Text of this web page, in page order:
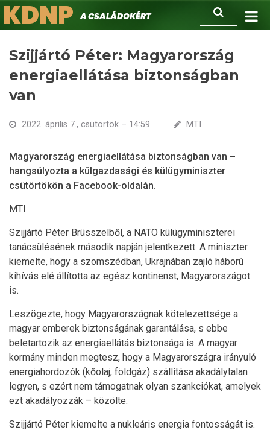
Ugrás
a
Keresés
KDNPA családokért.
Szijjártó Péter: Magyarország
energiaellátása biztonságban
van
2022. április 7., csütörtök – 14:59 MTI
Magyarország energiaellátása biztonságban van –
hangsúlyozta a külgazdasági és külügyminiszter
csütörtökön a Facebook-oldalán.
MTI
Szijjártó Péter Brüsszelből, a NATO külügyminiszterei
tanácsülésének második napján jelentkezett. A miniszter
kiemelte, hogy a szomszédban, Ukrajnában zajló háború
kihívás elé állította az egész kontinenst, Magyarországot
is.
Leszögezte, hogy Magyarországnak kötelezettsége a
magyar emberek biztonságának garantálása, s ebbe
beletartozik az energiaellátás biztonsága is. A magyar
kormány minden megtesz, hogy a Magyarországra irányuló
energiahordozók (kőolaj, földgáz) szállítása akadálytalan
legyen, s ezért nem támogatnak olyan szankciókat, amelyek
ezt akadályozzák – közölte.
Szijjártó Péter kiemelte a nukleáris energia fontosságát is.